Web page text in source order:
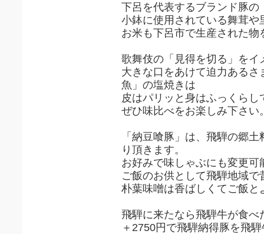
下呂を代表するブランド豚
小鉢に使用されている舞茸
お米も下呂市で生産された物
歌舞伎の「見得を切る」をイ
大きな口をあけて迫力ある
魚」の塩焼きは
皮はパリッと身はふっくらし
ぜひ味比べをお楽しみ下さい
「納豆喰豚」は、飛騨の郷
り頂きます。
お好みで味しゃぶにも変更可
ご飯のお供として飛騨地域
朴葉味噌は香ばしくてご飯と
飛騨に来たなら飛騨牛が食べ
＋2750円で飛騨納得豚を飛